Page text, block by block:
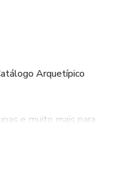
Arquetípico
e muito mais para